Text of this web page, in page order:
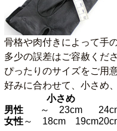
骨格や肉付きによって手
多少の誤差はご容赦くださ
ぴったりのサイズをご用
好みに合わせて、小さめ
小さめ
男性
～ 23cm
女性～ 18cm 19cm